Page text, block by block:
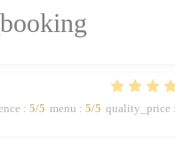
: 5/5 menu : 5/5 quality_price :